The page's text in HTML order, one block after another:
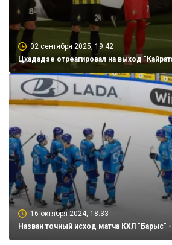
02 сентября 2025, 19:42
Цхададзе отреагировал на выход
16 октября 2024, 18:33
Назван точный исход матча КХЛ "Барыс"